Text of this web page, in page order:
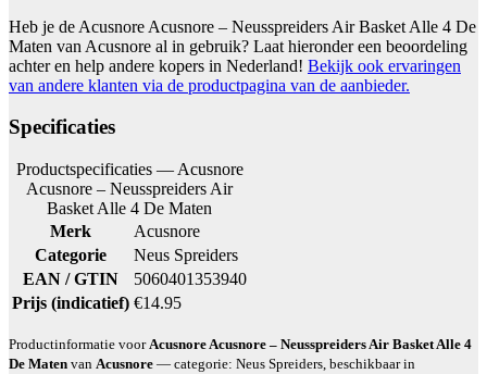
Heb je de Acusnore Acusnore – Neusspreiders Air Basket Alle 4 De
Maten van Acusnore al in gebruik? Laat hieronder een beoordeling
achter en help andere kopers in Nederland! Bekijk ook ervaringen
van andere klanten via de productpagina van de aanbieder.
Specificaties
Productspecificaties — Acusnore
Acusnore – Neusspreiders Air
Basket Alle 4 De Maten
Merk
Acusnore
Categorie
Neus Spreiders
EAN / GTIN
5060401353940
Prijs (indicatief) €14.95
Productinformatie voorAcusnore Acusnore – Neusspreiders Air Basket Alle 4
De Maten van Acusnore — categorie: Neus Spreiders, beschikbaar in